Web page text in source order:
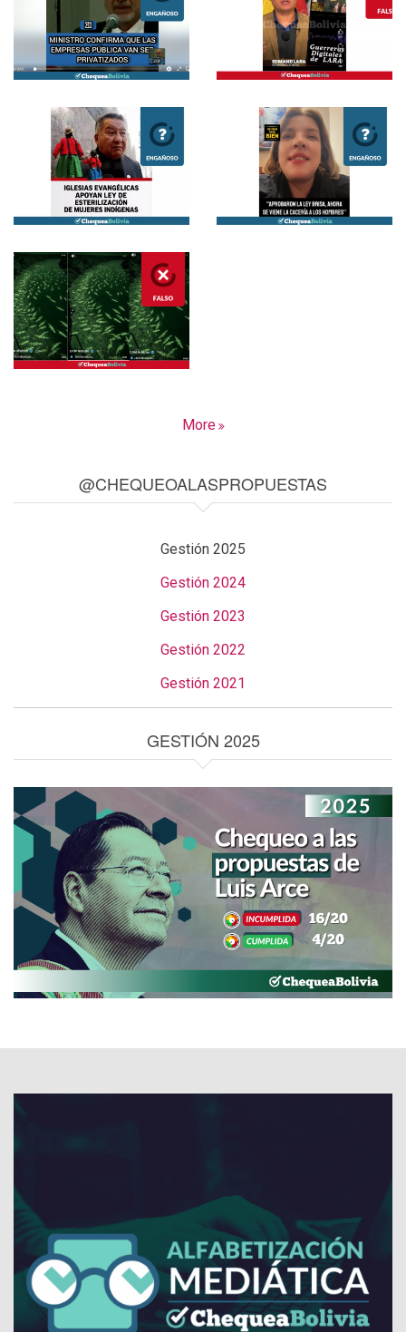
More
@CHEQUEOALASPROPUESTAS
Gestión 2025
Gestión 2024
Gestión 2023
Gestión 2022
Gestión 2021
GESTIÓN 2025